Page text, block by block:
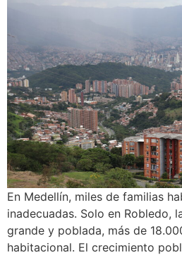
En Medellín, miles de familias
inadecuadas. Solo en Robledo,
grande y poblada, más de
habitacional. El crecimiento